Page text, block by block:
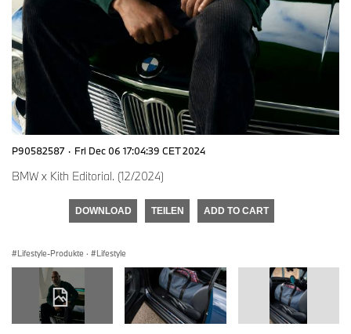
P90582587 · Fri Dec 06 17:04:39 CET 2024
BMW x Kith Editorial. (12/2024)
DOWNLOAD TEILEN ADD TO CART
Lifestyle-Produkte · Lifestyle